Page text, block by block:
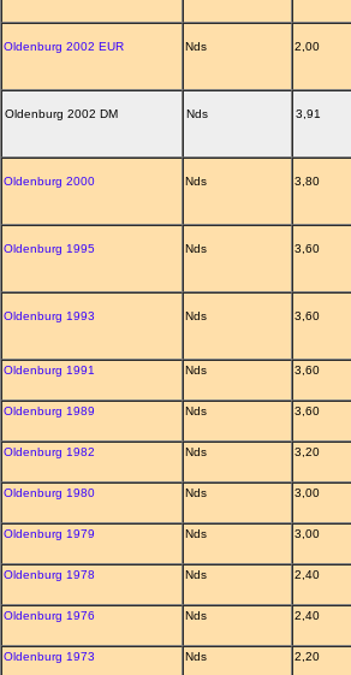
Oldenburg 2002 EUR Nds 2,00
Oldenburg 2002 DM Nds 3,91
Oldenburg 2000 Nds 3,80
Oldenburg 1995 Nds 3,60
Oldenburg 1993 Nds 3,60
Oldenburg 1991 Nds 3,60
Oldenburg 1989 Nds 3,60
Oldenburg 1982 Nds 3,20
Oldenburg 1980 Nds 3,00
Oldenburg 1979 Nds 3,00
Oldenburg 1978 Nds 2,40
Oldenburg 1976 Nds 2,40
Oldenburg 1973 Nds 2,20